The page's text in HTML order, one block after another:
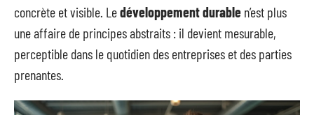
concrète et visible. Ledéveloppement durable n’est plus
une affaire de principes abstraits : il devient mesurable,
perceptible dans le quotidien des entreprises et des parties
prenantes.